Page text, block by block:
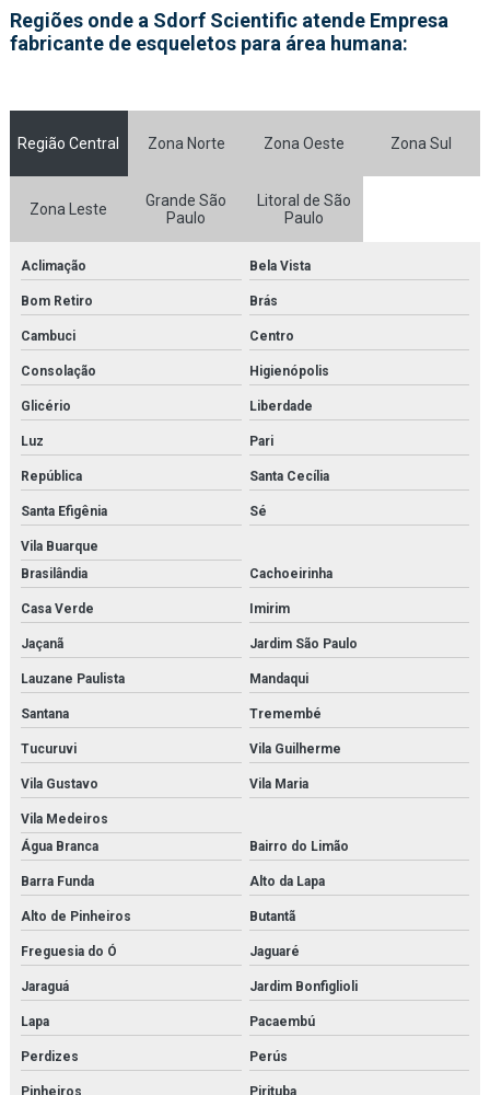
Fornecedor de kit molecular médico para faculdades
Fornecedor de kit molecular médico para laboratórios
Fornecedor de kit molecular para faculdades
Fornecedor de kit molecular para laboratórios
Fornecedor de microscópio médico para faculdades
Fornecedor de microscópio para estudo
Fornecedor de microscópio para faculdades
Fornecedor de microscópio para laboratórios
Fornecedor de modelo anatômico médico
Fornecedor de modelo anatômico médico para faculdades
Fornecedor de modelo anatômico médico para hospitais
Fornecedor de modelo anatômico médico para laboratórios
Fornecedor de modelo anatômico para estudo
Fornecedor de modelo anatômico para faculdades
Fornecedor de modelo anatômico para hospitais
Fornecedor de modelo anatômico para laboratórios
Fornecedor de simulador médico
Fornecedor de simulador médico para estudo
Fornecedor de simulador médico para faculdades
Fornecedor de simulador médico para hospitais
Fornecedor de simulador médico para laboratórios
Regiões onde a Sdorf Scientific atende Empresa
fabricante de esqueletos para área humana:
Região Central Zona Norte Zona Oeste Zona Sul
Zona Leste
Grande São
Paulo
Litoral de São
Paulo
Aclimação Bela Vista
Bom Retiro Brás
Cambuci Centro
Consolação Higienópolis
Glicério Liberdade
Luz Pari
República Santa Cecília
Santa Efigênia Sé
Vila Buarque
Brasilândia
Cachoeirinha
Casa Verde Imirim
Jaçanã Jardim São Paulo
Lauzane Paulista Mandaqui
Santana Tremembé
Tucuruvi Vila Guilherme
Vila Gustavo Vila Maria
Vila Medeiros
Água Branca
Bairro do Limão
Barra Funda Alto da Lapa
Alto de Pinheiros Butantã
Freguesia do Ó Jaguaré
Jaraguá Jardim Bonfiglioli
Lapa Pacaembú
Perdizes Perús
Pinheiros Pirituba